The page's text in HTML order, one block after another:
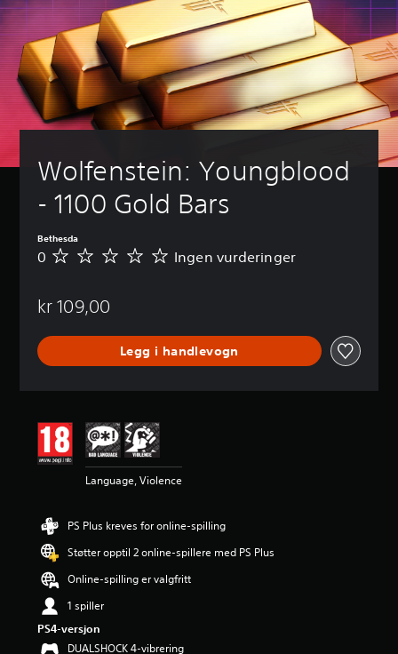
Wolfenstein: Youngblood
- 1100 Gold Bars
Bethesda
I
e
v
u
n
g
0 Ingen vurderinger
kr 109,00
Legg i handlevogn
Language, Violence
PS Plus kreves for online-spilling
Støtter opptil 2 online-spillere med PS Plus
Online-spilling er valgfritt
1 spiller
PS4-versjon
DUALSHOCK 4-vibrering